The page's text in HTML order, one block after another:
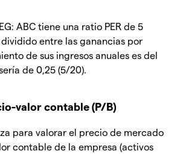
ABC tiene una ratio PER de 5
entre las ganancias por
de sus ingresos anuales es del
de 0,25 (5/20).
valor contable (P/B)
para valorar el precio de mercado
contable de la empresa (activos